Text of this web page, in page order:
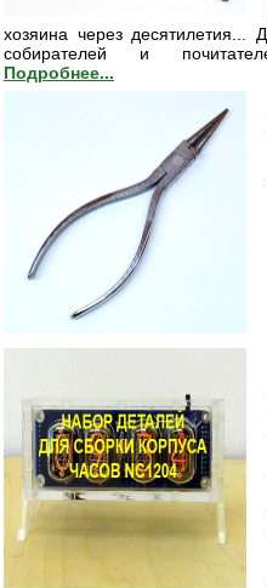
хозяина через
собирателей и
Подробнее...